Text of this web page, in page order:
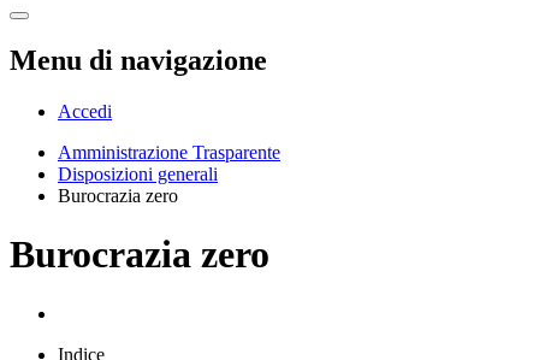
Menu di navigazione
Accedi
Amministrazione Trasparente
Disposizioni generali
Burocrazia zero
Burocrazia zero
Indice